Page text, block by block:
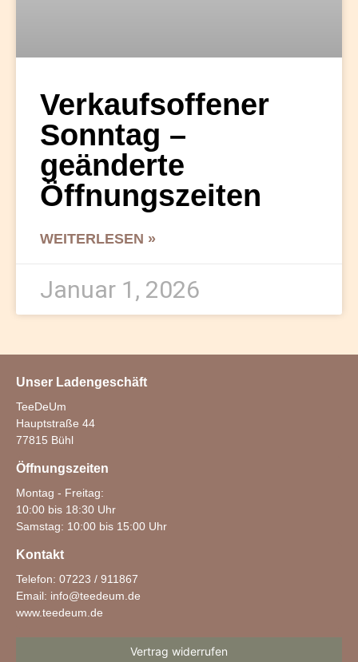
Verkaufsoffener
Sonntag –
geänderte
Öffnungszeiten
WEITERLESEN »
Januar 1, 2026
Unser Ladengeschäft
TeeDeUm
Hauptstraße 44
77815 Bühl
Öffnungszeiten
Montag - Freitag:
10:00 bis 18:30 Uhr
Samstag: 10:00 bis 15:00 Uhr
Kontakt
Telefon: 07223 / 911867
Email: info@teedeum.de
www.teedeum.de
Vertrag widerrufen